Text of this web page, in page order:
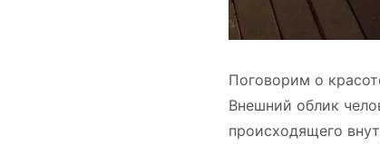
Поговорим о
Внешний облик
происходящего